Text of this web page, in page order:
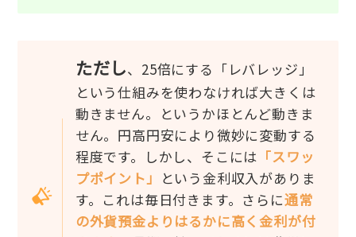
ただし、25倍にする「レバレッジ」
という仕組みを使わなければ大きくは
動きません。というかほとんど動きま
せん。円高円安により微妙に変動する
程度です。しかし、そこには 「スワッ
プポイント」 という金利収入がありま
す。これは毎日付きます。さらに通常
の外貨預金よりはるかに高く金利が付